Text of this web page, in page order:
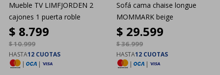
Mueble TV LIMFJORDEN 2
cajones 1 puerta roble
$ 8.799
$10.999
HASTA12 CUOTAS
|
|
Sofá cama chaise longue
MOMMARK beige
$ 29.599
$36.999
HASTA12 CUOTAS
|
|